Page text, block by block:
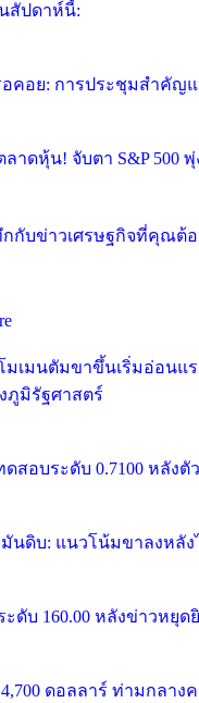
สัปดาห์นี้:
คอย: การประชุมสำคัญแ
าดหุ้น! จับตา S&P 500 พุ่
กับข่าวเศรษฐกิจที่คุณต้อ
มเมนตัมขาขึ้นเริ่มอ่อน
ภูมิรัฐศาสตร์
สอบระดับ 0.7100 หลัง
มันดิบ: แนวโน้มขาลงหลั
ะดับ 160.00 หลังข่าวหยุ
ดอลลาร์ ท่ามกลาง